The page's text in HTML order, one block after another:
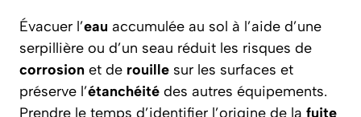
Évacuer l’eau accumulée au sol à l’aide d’une
serpillière ou d’un seau réduit les risques de
corrosion et de rouille sur les surfaces et
préserve l’étanchéité des autres équipements.
Prendre le temps d’identifier l’origine de la fuite